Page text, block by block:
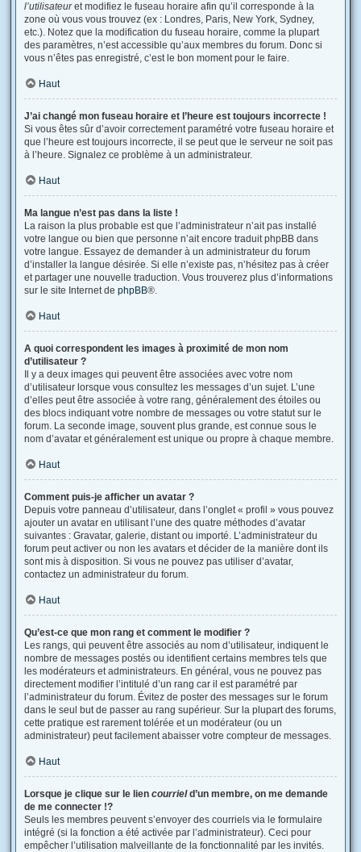
l’utilisateuret modifiez le fuseau horaire afin qu’il corresponde à la
zone où vous vous trouvez (ex : Londres, Paris, New York, Sydney,
etc.). Notez que la modification du fuseau horaire, comme la plupart
des paramètres, n’est accessible qu’aux membres du forum. Donc si
vous n’êtes pas enregistré, c’est le bon moment pour le faire.
Haut
J’ai changé mon fuseau horaire et l’heure est toujours incorrecte !
Si vous êtes sûr d’avoir correctement paramétré votre fuseau horaire et
que l’heure est toujours incorrecte, il se peut que le serveur ne soit pas
à l’heure. Signalez ce problème à un administrateur.
Haut
Ma langue n’est pas dans la liste !
La raison la plus probable est que l’administrateur n’ait pas installé
votre langue ou bien que personne n’ait encore traduit phpBB dans
votre langue. Essayez de demander à un administrateur du forum
d’installer la langue désirée. Si elle n’existe pas, n’hésitez pas à créer
et partager une nouvelle traduction. Vous trouverez plus d’informations
sur le site Internet de phpBB®.
Haut
A quoi correspondent les images à proximité de mon nom
d’utilisateur ?
Il y a deux images qui peuvent être associées avec votre nom
d’utilisateur lorsque vous consultez les messages d’un sujet. L’une
d’elles peut être associée à votre rang, généralement des étoiles ou
des blocs indiquant votre nombre de messages ou votre statut sur le
forum. La seconde image, souvent plus grande, est connue sous le
nom d’avatar et généralement est unique ou propre à chaque membre.
Haut
Comment puis-je afficher un avatar ?
Depuis votre panneau d’utilisateur, dans l’onglet « profil » vous pouvez
ajouter un avatar en utilisant l’une des quatre méthodes d’avatar
suivantes : Gravatar, galerie, distant ou importé. L’administrateur du
forum peut activer ou non les avatars et décider de la manière dont ils
sont mis à disposition. Si vous ne pouvez pas utiliser d’avatar,
contactez un administrateur du forum.
Haut
Qu’est-ce que mon rang et comment le modifier ?
Les rangs, qui peuvent être associés au nom d’utilisateur, indiquent le
nombre de messages postés ou identifient certains membres tels que
les modérateurs et administrateurs. En général, vous ne pouvez pas
directement modifier l’intitulé d’un rang car il est paramétré par
l’administrateur du forum. Évitez de poster des messages sur le forum
dans le seul but de passer au rang supérieur. Sur la plupart des forums,
cette pratique est rarement tolérée et un modérateur (ou un
administrateur) peut facilement abaisser votre compteur de messages.
Haut
Lorsque je clique sur le lien courrield’un membre, on me demande
de me connecter !?
Seuls les membres peuvent s’envoyer des courriels via le formulaire
intégré (si la fonction a été activée par l’administrateur). Ceci pour
empêcher l’utilisation malveillante de la fonctionnalité par les invités.